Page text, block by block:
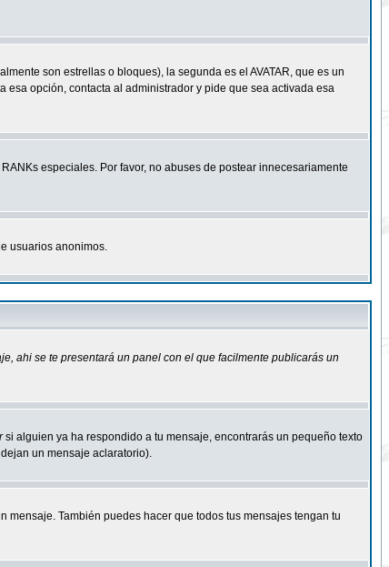
son estrellas o bloques), la segunda es el AVATAR, que es un
opción, contacta al administrador y pide que sea activada esa
especiales. Por favor, no abuses de postear innecesariamente
usuarios anonimos.
, ahi se te presentará un panel con el que facilmente publicarás un
si alguien ya ha respondido a tu mensaje, encontrarás un pequeño texto
un mensaje aclaratorio).
mensaje. También puedes hacer que todos tus mensajes tengan tu